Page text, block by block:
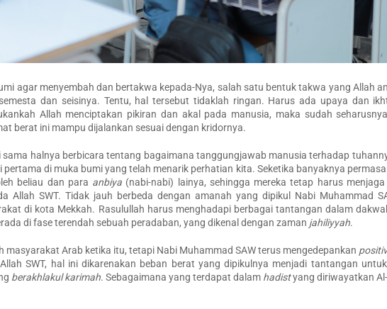
agar menyembah dan bertakwa kepada-Nya, salah satu bentuk takwa yang Allah
dan seisinya. Tentu, hal tersebut tidaklah ringan. Harus ada upaya dan
Allah menciptakan pikiran dan akal pada manusia, maka sudah
berat ini mampu dijalankan sesuai dengan kridornya.
halnya berbicara tentang bagaimana tanggungjawab manusia terhadap
di muka bumi yang telah menarik perhatian kita. Seketika banyaknya
beliau dan para anbiya (nabi-nabi) lainya, sehingga mereka tetap harus
Allah SWT. Tidak jauh berbeda dengan amanah yang dipikul Nabi Muhammad
di kota Mekkah. Rasulullah harus menghadapi berbagai tantangan dalam
di fase terendah sebuah peradaban, yang dikenal dengan zaman jahiliyyah.
masyarakat Arab ketika itu, tetapi Nabi Muhammad SAW terus mengedepankan
SWT, hal ini dikarenakan beban berat yang dipikulnya menjadi tantangan
berakhlakul karimah. Sebagaimana yang terdapat dalam hadistyang diriwayatkan